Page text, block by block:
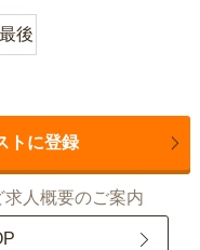
最後
トに登録
人概要のご案内